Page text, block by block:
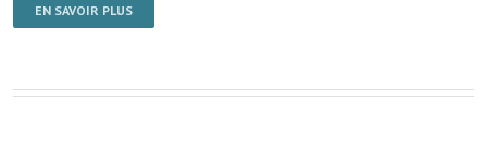
EN SAVOIR PLUS